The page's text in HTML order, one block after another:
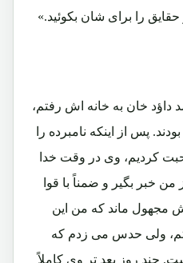
را برای شان بکوئید.»
داؤد خان به خانه اش رفتم،
پس از اینکه نامبرده را
کردیم، وی در وقت خدا
خبر بگیر و ضمناً با قوا
مجهول ماند که من این
ولی حدس می زدم که
چند روز بعد تر وی کاملاً